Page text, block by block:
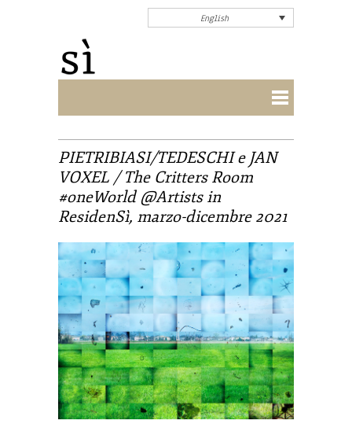
English
PIETRIBIASI/TEDESCHI e JAN
VOXEL / The Critters Room
#oneWorld @Artists in
ResidenSì, marzo-dicembre 2021